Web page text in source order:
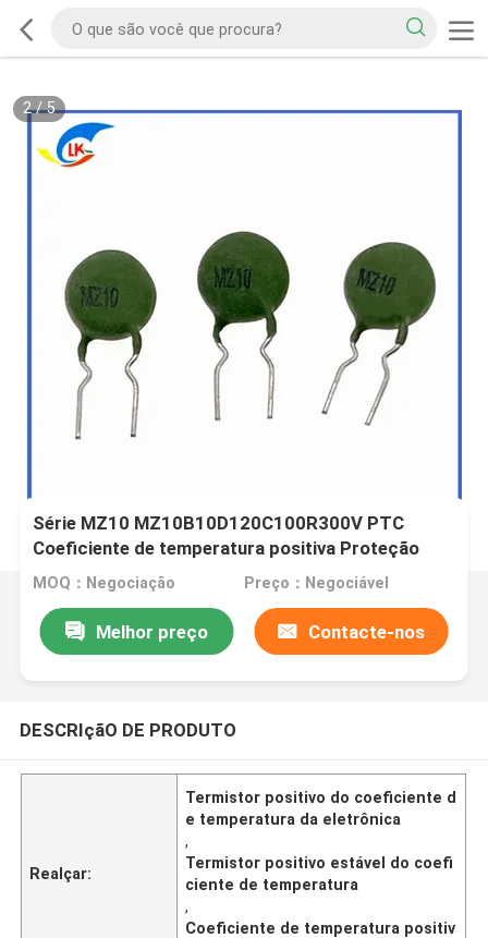
2/5
Série MZ10 MZ10B10D120C100R300V PTC
Coeficiente de temperatura positiva Proteção
contra sobrecorrência do termistor dedicada à
MOQ：Negociação Preço：Negociável
Melhor preço Contacte-nos
DESCRIçãO DE PRODUTO
Realçar:
Termistor positivo do coeficiente d
e temperatura da eletrônica
,
Termistor positivo estável do coefi
ciente de temperatura
,
Coeficiente de temperatura positiv